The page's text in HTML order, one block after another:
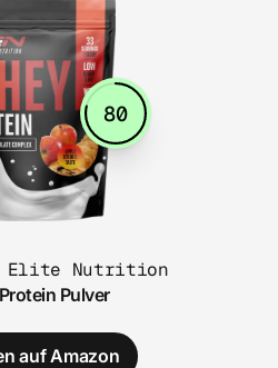
80
Elite Nutrition
Pulver
auf Amazon